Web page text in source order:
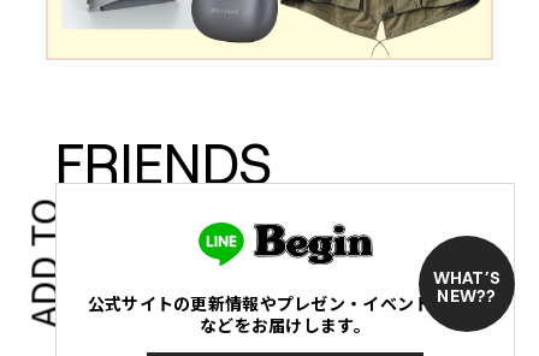
WHAT’S
NEW??
ADD TO
FRIENDS
公式サイトの更新情報やプレゼン・イベントの情報
などをお届けします。